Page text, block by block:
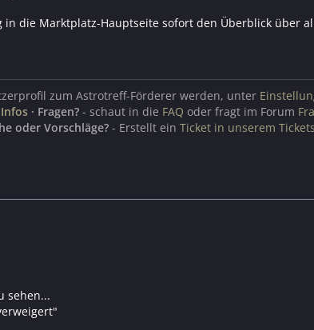
in die Marktplatz-Hauptseite sofort den Überblick über
zum Astrotreff-Förderer werden, unter
· Fragen? - schaut in die FAQ oder fragt im Forum
oder Vorschläge? - Erstellt ein Ticket in unserem
sehen...